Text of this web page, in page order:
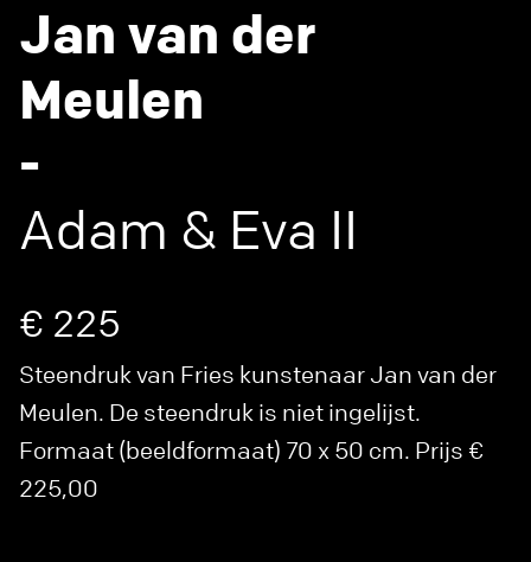
Jan van der
Meulen
-
Adam & Eva II
€ 225
Steendruk van Fries kunstenaar Jan van der
Meulen. De steendruk is niet ingelijst.
Formaat (beeldformaat) 70 x 50 cm. Prijs €
225,00